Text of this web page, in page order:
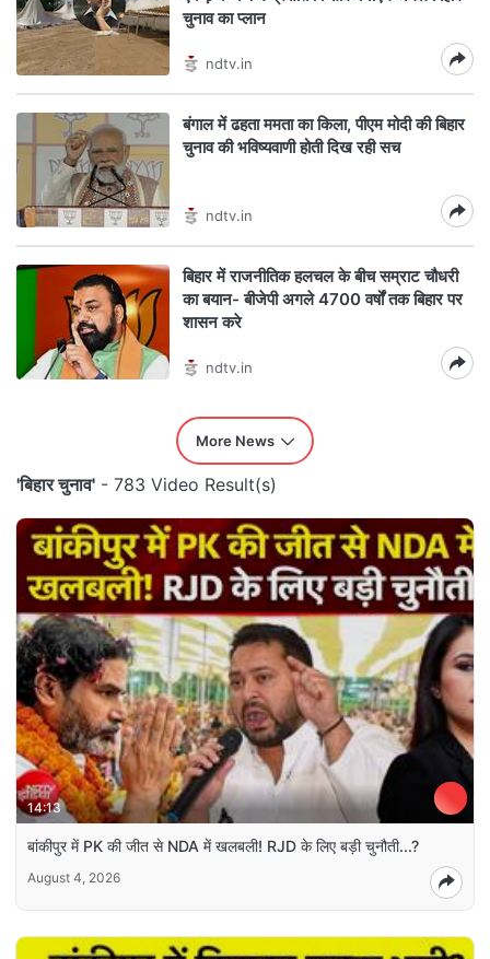
चुनाव का प्लान
ndtv.in
बंगाल में ढहता ममता का किला, पीएम मोदी की बिहार
चुनाव की भविष्यवाणी होती दिख रही सच
ndtv.in
बिहार में राजनीतिक हलचल के बीच सम्राट चौधरी
का बयान- बीजेपी अगले 4700 वर्षों तक बिहार पर
शासन करे
ndtv.in
More News
'बिहार चुनाव' - 783 Video Result(s)
14:13
बांकीपुर में PK की जीत से NDA में खलबली! RJD के लिए बड़ी चुनौती...?
August 4, 2026